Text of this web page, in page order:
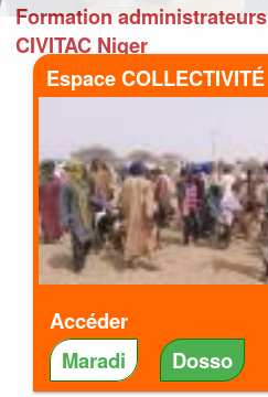
Formation
CIVITAC Niger
Espace COLLECTIVITÉ
Accéder
Maradi
Dosso